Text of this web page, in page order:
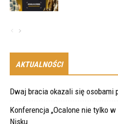
AKTUALNOŚCI
Dwaj bracia okazali się osobami
Konferencja „Ocalone nie tylko
Nisku